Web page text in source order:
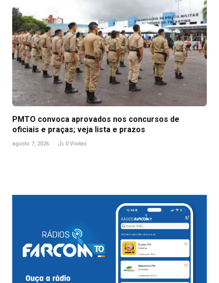
PMTO convoca aprovados nos concursos de
oficiais e praças; veja lista e prazos
agosto 7, 2026 0 Visitas